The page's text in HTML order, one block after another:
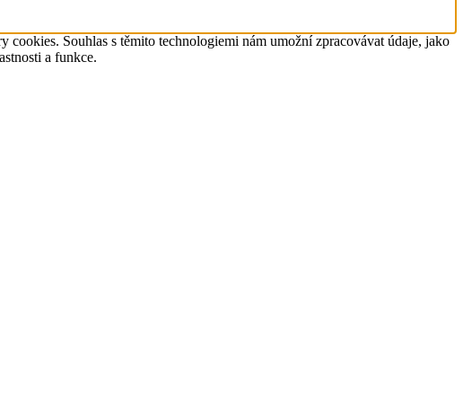
Souhlas s těmito technologiemi nám umožní zpracovávat údaje, jako
a funkce.